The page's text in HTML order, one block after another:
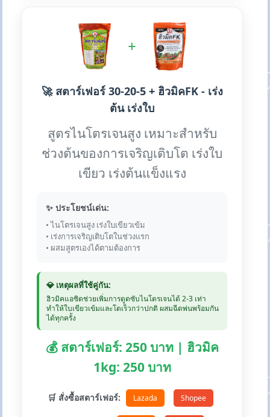
+
🚀 สตาร์เฟอร์ 30-20-5 + ฮิวมิคFK - เร่ง
ต้น เร่งใบ
สูตรไนโตรเจนสูง เหมาะสำหรับ
ช่วงต้นของการเจริญเติบโต เร่งใบ
เขียว เร่งต้นแข็งแรง
✨ ประโยชน์เด่น:
• ไนโตรเจนสูง เร่งใบเขียวเข้ม
• เร่งการเจริญเติบโตในช่วงแรก
• ผสมสูตรเองได้ตามต้องการ
💎 เหตุผลที่ใช้คู่กัน:
ฮิวมิคแอซิดช่วยเพิ่มการดูดซับไนโตรเจนได้ 2-3 เท่า
ทำให้ใบเขียวเข้มและโตเร็วกว่าปกติ ผสมฉีดพ่นพร้อมกัน
ได้ทุกครั้ง
💰 สตาร์เฟอร์: 250 บาท | ฮิวมิค
1kg: 250 บาท
🛒 สั่งซื้อสตาร์เฟอร์: Lazada Shopee